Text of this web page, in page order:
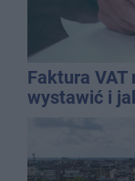
Faktura
wystawić i